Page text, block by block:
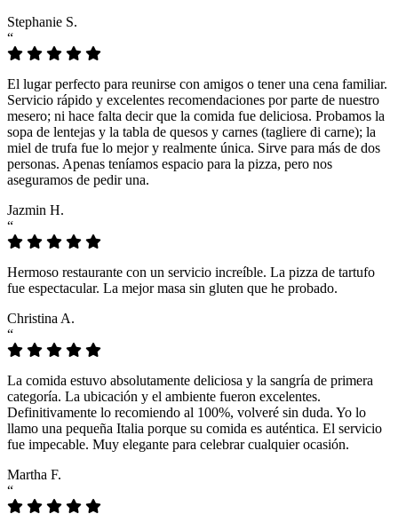
Stephanie S.
“
El lugar perfecto para reunirse con amigos o tener una cena familiar.
Servicio rápido y excelentes recomendaciones por parte de nuestro
mesero; ni hace falta decir que la comida fue deliciosa. Probamos la
sopa de lentejas y la tabla de quesos y carnes (tagliere di carne); la
miel de trufa fue lo mejor y realmente única. Sirve para más de dos
personas. Apenas teníamos espacio para la pizza, pero nos
aseguramos de pedir una.
Jazmin H.
“
Hermoso restaurante con un servicio increíble. La pizza de tartufo
fue espectacular. La mejor masa sin gluten que he probado.
Christina A.
“
La comida estuvo absolutamente deliciosa y la sangría de primera
categoría. La ubicación y el ambiente fueron excelentes.
Definitivamente lo recomiendo al 100%, volveré sin duda. Yo lo
llamo una pequeña Italia porque su comida es auténtica. El servicio
fue impecable. Muy elegante para celebrar cualquier ocasión.
Martha F.
“